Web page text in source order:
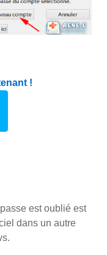
!
est oublié est
dans un autre